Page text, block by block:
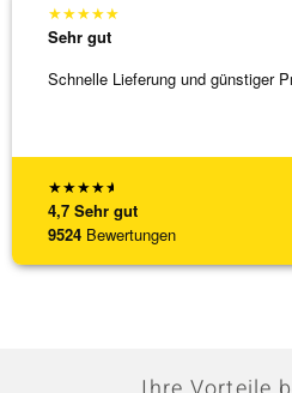
★★★★★
4,7 Sehr gut
9524 Bewertungen
★★★★★
Sehr gut
Schnelle Lieferung und günstiger